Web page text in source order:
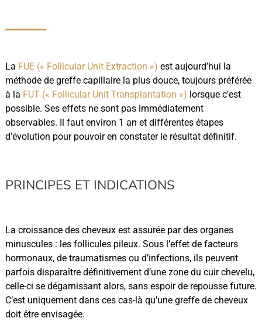
La FUE (« Follicular Unit Extraction ») est aujourd’hui la
méthode de greffe capillaire la plus douce, toujours préférée
à la FUT (« Follicular Unit Transplantation ») lorsque c’est
possible. Ses effets ne sont pas immédiatement
observables. Il faut environ 1 an et différentes étapes
d’évolution pour pouvoir en constater le résultat définitif.
PRINCIPES ET INDICATIONS
La croissance des cheveux est assurée par des organes
minuscules : les follicules pileux. Sous l’effet de facteurs
hormonaux, de traumatismes ou d’infections, ils peuvent
parfois disparaître définitivement d’une zone du cuir chevelu,
celle-ci se dégarnissant alors, sans espoir de repousse future.
C’est uniquement dans ces cas-là qu’une greffe de cheveux
doit être envisagée.